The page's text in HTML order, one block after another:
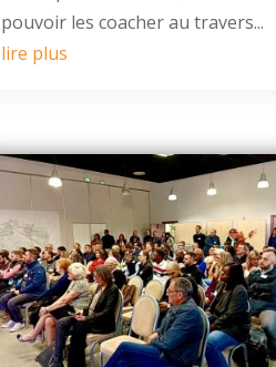
pouvoir les coacher au travers...
lire plus